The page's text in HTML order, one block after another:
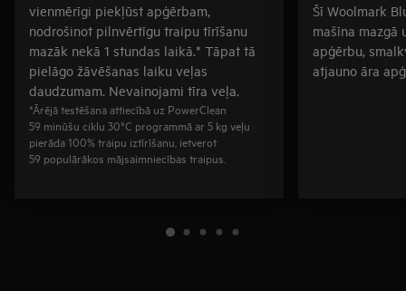
vienmērīgi piekļūst apģērbam,
nodrošinot pilnvērtīgu traipu tīrīšanu
mazāk nekā 1 stundas laikā.* Tāpat tā
pielāgo žāvēšanas laiku veļas
daudzumam. Nevainojami tīra veļa.
*Ārējā testēšana attiecībā uz PowerClean
59 minūšu ciklu 30°C programmā ar 5 kg veļu
pierāda 100% traipu iztīrīšanu, ietverot
59 populārākos mājsaimniecības traipus.
Šī Woolmark
mašīna mazgā
apģērbu,
atjauno āra